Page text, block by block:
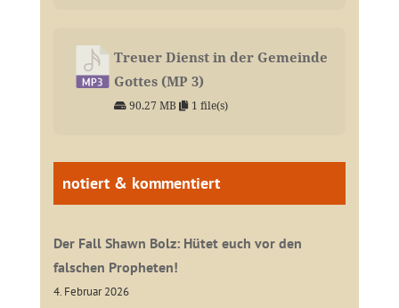
Treuer Dienst in der Gemeinde
Gottes (MP 3)
90.27 MB 1 file(s)
notiert & kommentiert
Der Fall Shawn Bolz: Hütet euch vor den
falschen Propheten!
4. Februar 2026